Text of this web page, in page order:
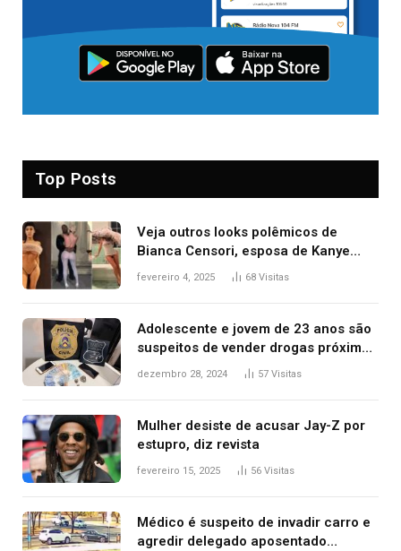
Top Posts
Veja outros looks polêmicos de
Bianca Censori, esposa de Kanye
West que apareceu nua no Grammy
fevereiro 4, 2025 68 Visitas
Adolescente e jovem de 23 anos são
suspeitos de vender drogas próximo
de delegacia e escola, diz polícia
dezembro 28, 2024 57 Visitas
Mulher desiste de acusar Jay-Z por
estupro, diz revista
fevereiro 15, 2025 56 Visitas
Médico é suspeito de invadir carro e
agredir delegado aposentado